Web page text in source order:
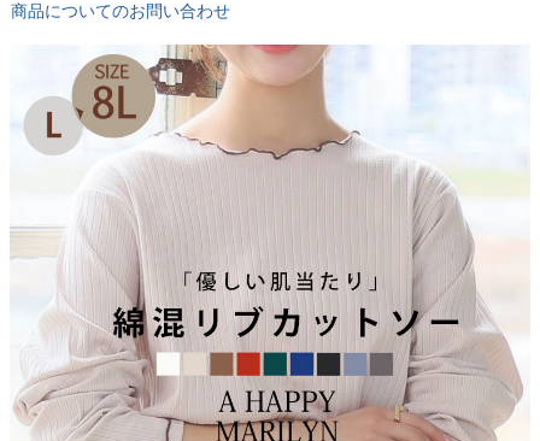
商品についてのお問い合わせ